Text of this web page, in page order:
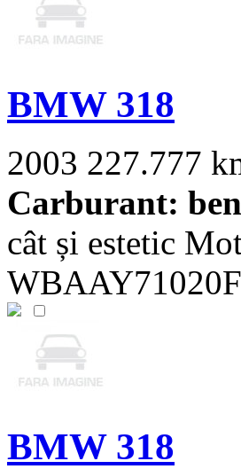
BMW 318
2003 227.777
Carburant:
cât și estetic
BMW 318